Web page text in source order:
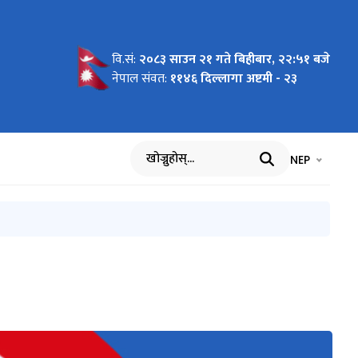
वि.सं: २०८३ साउन २१ गते बिहीबार, २२:५१ बजे
नेपाल संवत: ११४६ दिल्लागा अष्टमी - २३
खोज्नुहोस् भाषा चयन
NEP